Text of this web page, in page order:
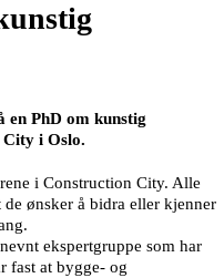
en PhD om kunstig
i Oslo.
i Construction City. Alle
ønsker å bidra eller kjenner
ekspertgruppe som har
fast at bygge- og